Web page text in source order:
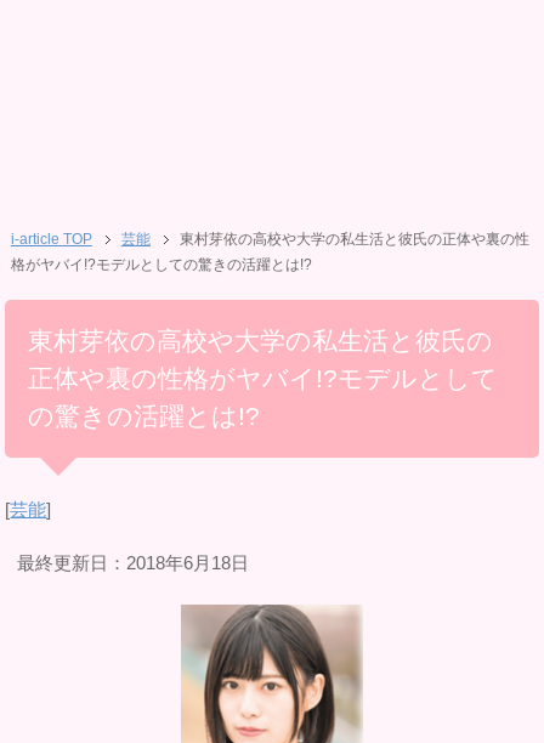
i-article TOP 芸能
東村芽依の高校や大学の私生活と彼氏の正体や裏の性
格がヤバイ!?モデルとしての驚きの活躍とは!?
東村芽依の高校や大学の私生活と彼氏の
正体や裏の性格がヤバイ!?モデルとして
の驚きの活躍とは!?
[芸能]
最終更新日：2018年6月18日